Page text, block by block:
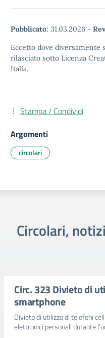
Pubblicato: 31.03.2026 -
Eccetto dove diversamente
rilasciato sotto Licenza
Italia.
Stampa / Condividi
Argomenti
circolari
Circolari,
Circ. 323 Divieto di
smartphone
Divieto di utilizzo di telefoni
elettronici personali durante